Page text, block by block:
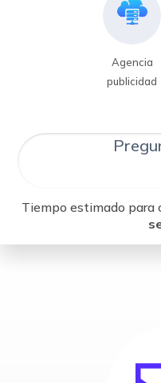
Agencia
publicidad
Tiempo estimado para